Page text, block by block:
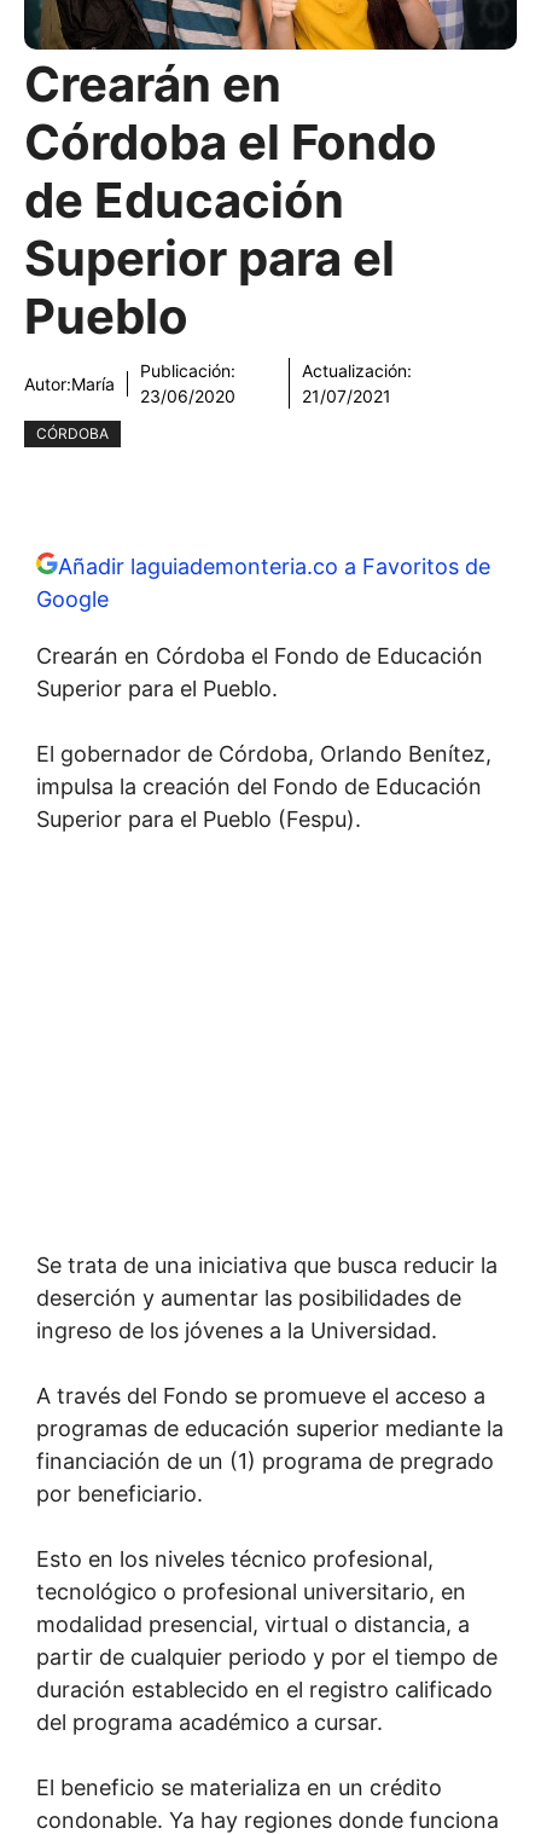
Crearán en
Córdoba el Fondo
de Educación
Superior para el
Pueblo
Autor:María
Publicación:
23/06/2020
Actualización:
21/07/2021
CÓRDOBA
Añadir laguiademonteria.co a Favoritos de
Google
Crearán en Córdoba el Fondo de Educación
Superior para el Pueblo.
El gobernador de Córdoba, Orlando Benítez,
impulsa la creación del Fondo de Educación
Superior para el Pueblo (Fespu).
Se trata de una iniciativa que busca reducir la
deserción y aumentar las posibilidades de
ingreso de los jóvenes a la Universidad.
A través del Fondo se promueve el acceso a
programas de educación superior mediante la
financiación de un (1) programa de pregrado
por beneficiario.
Esto en los niveles técnico profesional,
tecnológico o profesional universitario, en
modalidad presencial, virtual o distancia, a
partir de cualquier periodo y por el tiempo de
duración establecido en el registro calificado
del programa académico a cursar.
El beneficio se materializa en un crédito
condonable. Ya hay regiones donde funciona